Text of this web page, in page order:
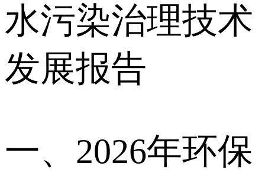
水污染治理技术
发展报告
一、2026年环保